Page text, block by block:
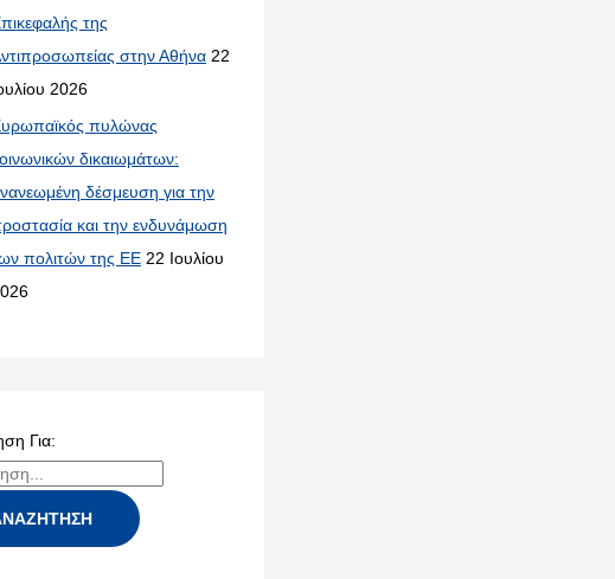
της
στην Αθήνα 22
2026
πυλώνας
δικαιωμάτων:
δέσμευση για την
και την ενδυνάμωση
πολιτών της ΕΕ 22 Ιουλίου
Για: